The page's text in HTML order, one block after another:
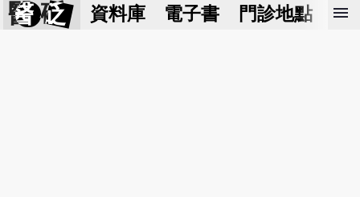
醫 砭 資料庫 電子書 門診地點 預
menu